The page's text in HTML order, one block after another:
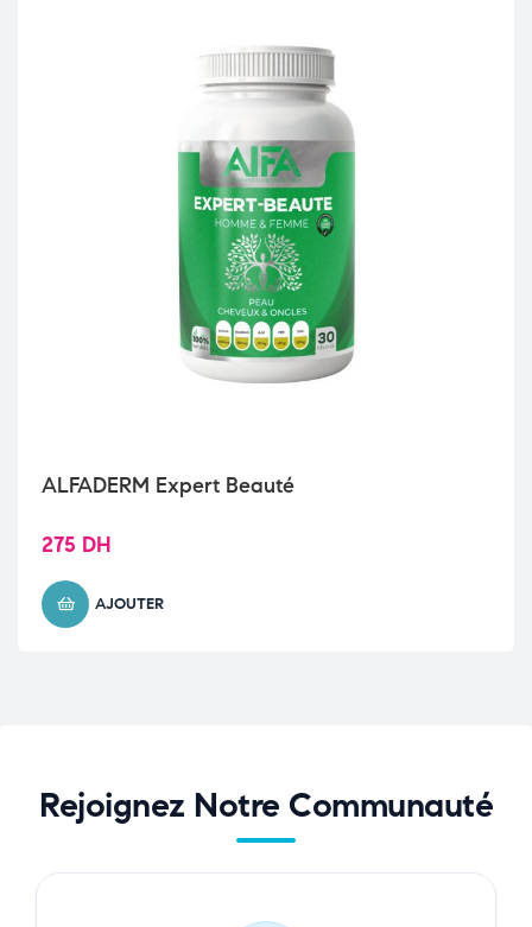
ALFADERM Expert Beauté
275 DH
AJOUTER
Rejoignez Notre Communauté